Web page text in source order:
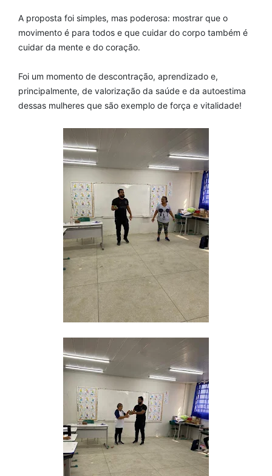
A proposta foi simples, mas poderosa: mostrar que o
movimento é para todos e que cuidar do corpo também é
cuidar da mente e do coração.
Foi um momento de descontração, aprendizado e,
principalmente, de valorização da saúde e da autoestima
dessas mulheres que são exemplo de força e vitalidade!